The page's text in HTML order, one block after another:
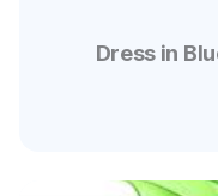
Dress in